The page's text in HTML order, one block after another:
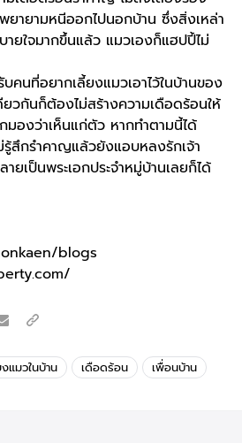
ยายามหนีออกไปนอกบ้าน ซึ่งสิ่งเหล่า
ายใจมากขึ้นแล้ว แมวเองก็แฮปปี้ไม่
บคนที่อยากเลี้ยงแมวเอาไว้ในบ้านของ
วกันก็ต้องไม่สร้างความเดือดร้อนให้
องว่าเห็นแก่ตัว หากทำตามนี้ได้
รู้สึกรำคาญแล้วยังแอบหลงรักเจ้า
เป็นพระเอกประจำหมู่บ้านเลยก็ได้
blogs
แมวในบ้าน เดือดร้อน
เพื่อนบ้าน